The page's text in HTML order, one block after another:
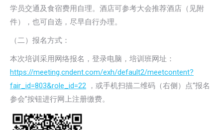
学员交通及食宿费用自理。酒店可参考大会推荐酒店（见附
件），也可自选，尽早自行办理。
（二）报名方式：
本次培训采用网络报名，登录电脑，培训班网址：
https://meeting.cndent.com/exh/default2/meetcontent?
fair_id=803&role_id=22 ，或手机扫描二维码（右侧）点“报名
参会”按钮进行网上注册缴费。